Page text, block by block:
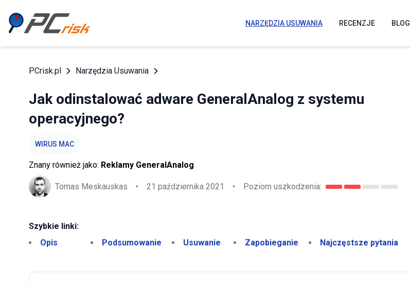
NARZĘDZIA USUWANIA RECENZJE BLOG
PCrisk.pl Narzędzia Usuwania
Jak odinstalować adware GeneralAnalog z systemu
operacyjnego?
WIRUS MAC
Znany również jako: Reklamy GeneralAnalog
Tomas Meskauskas • 21 października 2021 • Poziom uszkodzenia:
Szybkie linki:
Opis
Podsumowanie Usuwanie Zapobieganie Najczęstsze pytania